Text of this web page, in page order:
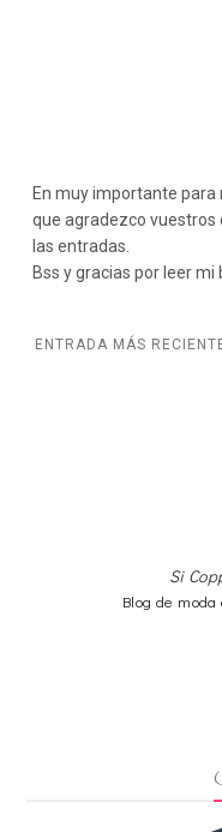
En muy importante
que agradezco
las entradas.
Bss y gracias por leer mi
ENTRADA MÁS
Si
Blog de